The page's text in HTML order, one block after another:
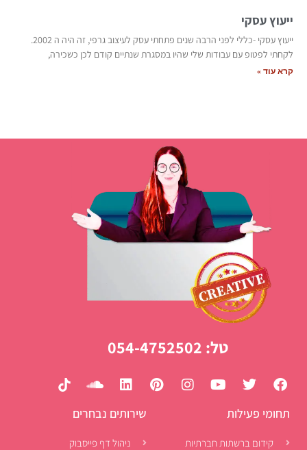
ייעוץ עסקי
ייעוץ עסקי -כללי לפני הרבה שנים פתחתי עסק לעיצוב גרפי, זה היה ה 2002.
לקחתי לפטופ עם עבודות שלי שהיו במסגרת שנתיים קודם לכן כשכירה,
קרא עוד »
טל: 054-4752502
תחומי פעילות
קידום ברשתות חברתיות
שירותים נבחרים
ניהול דף פייסבוק